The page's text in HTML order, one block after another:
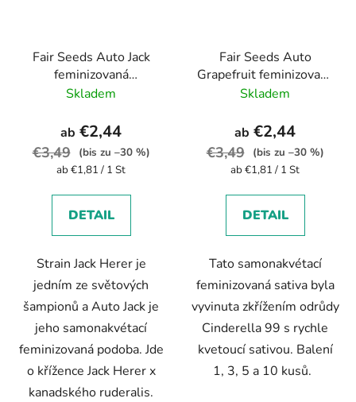
Fair Seeds Auto Jack
feminizovaná
autoflowering
Skladem
ab €2,44
€3,49
(bis zu –30 %)
Verkaufspreis:
ab €1,81 / 1 St
DETAIL
Strain Jack Herer je
jedním ze světových
šampionů a Auto Jack je
jeho samonakvétací
feminizovaná podoba. Jde
o křížence Jack Herer x
kanadského ruderalis.
Fair Seeds Auto
Grapefruit feminizovaná
autoflowering
Skladem
ab €2,44
€3,49
(bis zu –30 %)
Verkaufspreis:
ab €1,81 / 1 St
DETAIL
Tato samonakvétací
feminizovaná sativa byla
vyvinuta zkřížením odrůdy
Cinderella 99 s rychle
kvetoucí sativou. Balení
1, 3, 5 a 10 kusů.